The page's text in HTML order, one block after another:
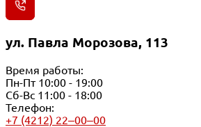
ул. Павла Морозова, 113
Время работы:
Пн-Пт 10:00 - 19:00
Сб-Вс 11:00 - 18:00
Телефон:
+7 (4212) 22‒00‒00